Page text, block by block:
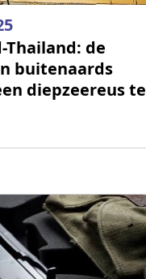
Thailand: de
buitenaards
diepzeereus te